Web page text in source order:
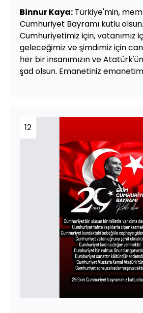
Binnur Kaya: Türkiye'min,
Cumhuriyet Bayramı kutlu olsun.
Cumhuriyetimiz için, vatanımız
geleceğimiz ve şimdimiz için
her bir insanımızın ve
şad olsun. Emanetiniz
12